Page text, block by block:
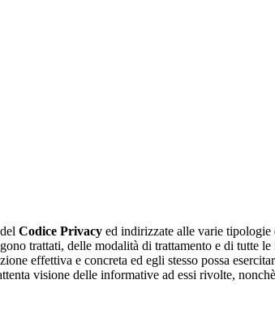
Codice Privacy ed indirizzate alle varie
trattati, delle modalità di trattamento e di tutte
effettiva e concreta ed egli stesso possa
visione delle informative ad essi rivolte,